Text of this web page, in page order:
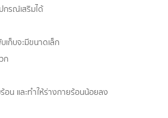
กรณ์เสริมได้
ก็บจะมีขนาดเล็ก
ก
น และทำให้ร่างกายร้อนน้อยลง